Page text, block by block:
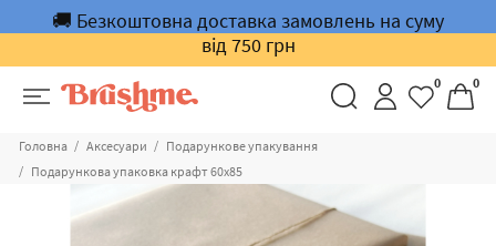
🚚 Безкоштовна доставка замовлень на суму
від 750 грн
0 0
Головна Аксесуари
Подарункове упакування
Подарункова упаковка крафт 60х85